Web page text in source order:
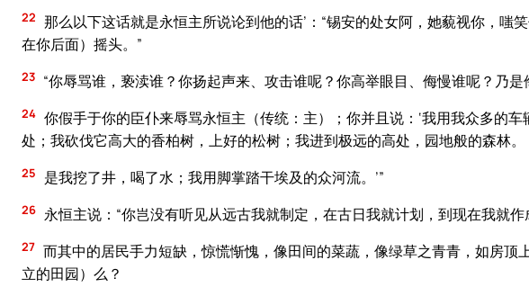
22 那么以下这话就是永恒主所说论到他的话’：“锡安的处女阿，她藐视你，嗤
在你后面）摇头。”
23 “你辱骂谁，亵渎谁？你扬起声来、攻击谁呢？你高举眼目、侮慢谁呢？乃是
24 你假手于你的臣仆来辱骂永恒主（传统：主）；你并且说：‘我用我众多的
处；我砍伐它高大的香柏树，上好的松树；我进到极远的高处，园地般的森林。
25 是我挖了井，喝了水；我用脚掌踏干埃及的众河流。’”
26 永恒主说：“你岂没有听见从远古我就制定，在古日我就计划，到现在我就
27 而其中的居民手力短缺，惊慌惭愧，像田间的菜蔬，像绿草之青青，如房顶
立的田园）么？